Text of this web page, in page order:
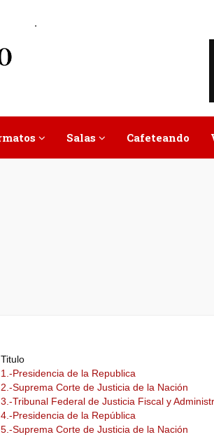
.
Salas Cafeteando
Titulo
1.-Presidencia de la Republica
2.-Suprema Corte de Justicia de la Nación
3.-Tribunal Federal de Justicia Fiscal y
4.-Presidencia de la República
5.-Suprema Corte de Justicia de la Nación